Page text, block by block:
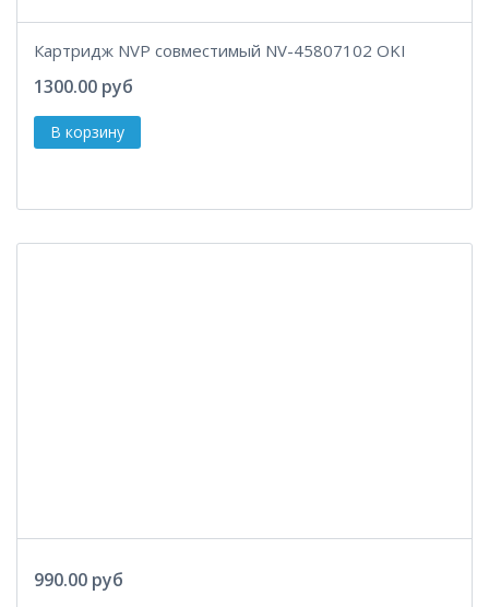
Картридж NVP совместимый NV-45807102 OKI
1300.00 руб
990.00 руб